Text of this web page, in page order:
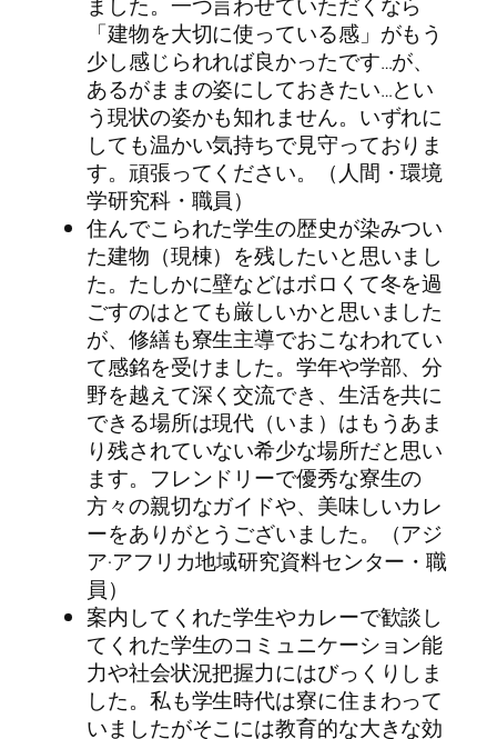
「建物を大切に使っている感」がもう
少し感じられれば良かったです…が、
あるがままの姿にしておきたい…とい
う現状の姿かも知れません。いずれに
しても温かい気持ちで見守っておりま
す。頑張ってください。（人間・環境
学研究科・職員）
住んでこられた学生の歴史が染みつい
た建物（現棟）を残したいと思いまし
た。たしかに壁などはボロくて冬を過
ごすのはとても厳しいかと思いました
が、修繕も寮生主導でおこなわれてい
て感銘を受けました。学年や学部、分
野を越えて深く交流でき、生活を共に
できる場所は現代（いま）はもうあま
り残されていない希少な場所だと思い
ます。フレンドリーで優秀な寮生の
方々の親切なガイドや、美味しいカレ
ーをありがとうございました。（アジ
ア·アフリカ地域研究資料センター・職
員）
案内してくれた学生やカレーで歓談し
てくれた学生のコミュニケーション能
力や社会状況把握力にはびっくりしま
した。私も学生時代は寮に住まわって
いましたがそこには教育的な大きな効